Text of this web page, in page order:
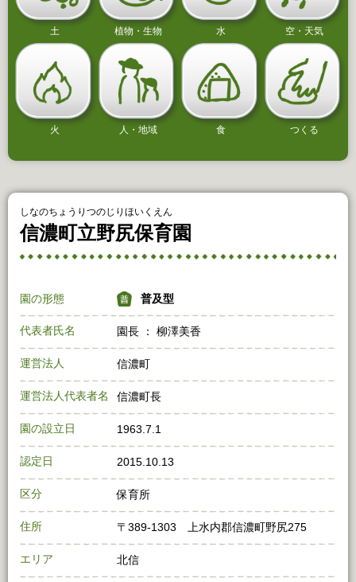
土 植物・生物 水 空・天気
火 人・地域 食 つくる
しなのちょうりつのじりほいくえん
信濃町立野尻保育園
園の形態 普及型
代表者氏名 園長 ： 柳澤美香
運営法人 信濃町
運営法人代表者名 信濃町長
園の設立日 1963.7.1
認定日 2015.10.13
区分 保育所
住所 〒389-1303 上水内郡信濃町野尻275
エリア 北信